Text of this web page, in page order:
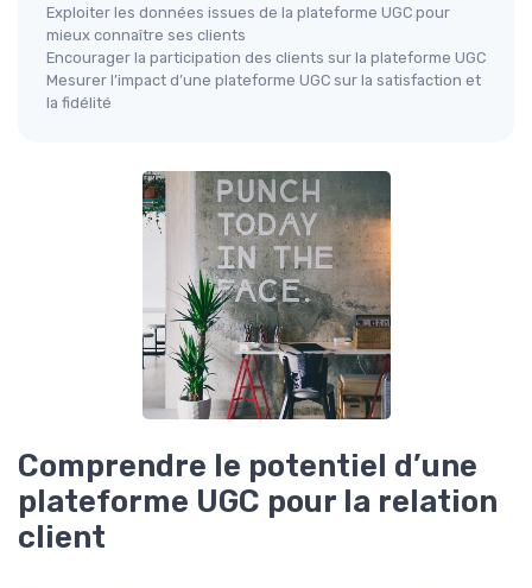
Exploiter les données issues de la plateforme UGC pour
mieux connaître ses clients
Encourager la participation des clients sur la plateforme UGC
Mesurer l’impact d’une plateforme UGC sur la satisfaction et
la fidélité
Comprendre le potentiel d’une
plateforme UGC pour la relation
client